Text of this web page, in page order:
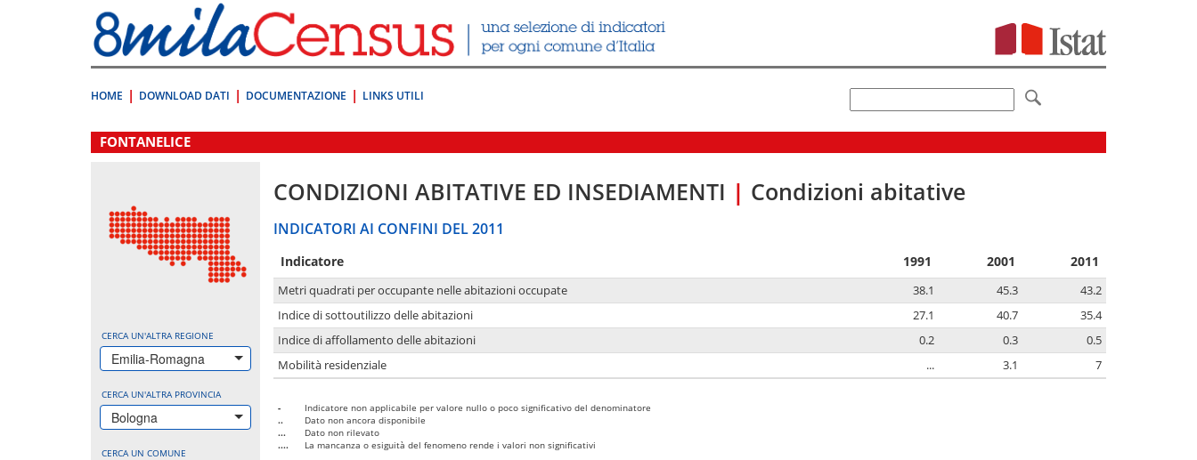
direttamente
a:
Contenuto
HOME DOWNLOAD DATI DOCUMENTAZIONE LINKS UTILI
.
FONTANELICE
CERCA UN'ALTRA REGIONE
Emilia-Romagna
CERCA UN'ALTRA PROVINCIA
Bologna
CERCA UN COMUNE
CONDIZIONI ABITATIVE ED INSEDIAMENTI | Condizioni abitative
INDICATORI AI CONFINI DEL 2011
Indicatore 1991 2001 2011
Metri quadrati per occupante nelle abitazioni occupate 38.1 45.3
43.2
Indice di sottoutilizzo delle abitazioni
27.1 40.7
35.4
Indice di affollamento delle abitazioni
0.2 0.3
0.5
Mobilità residenziale
... 3.1 7
-
Indicatore non applicabile per valore nullo o poco significativo del denominatore
..
Dato non ancora disponibile
...
Dato non rilevato
....
La mancanza o esiguità del fenomeno rende i valori non significativi